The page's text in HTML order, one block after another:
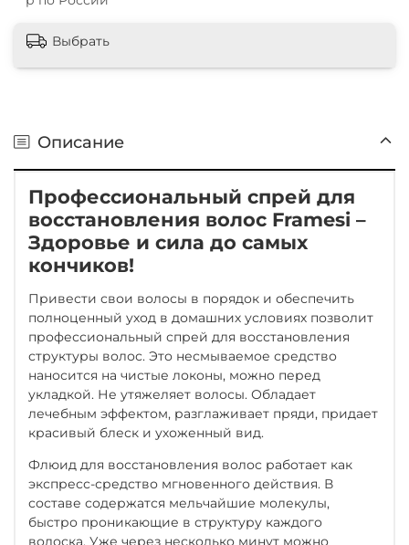
Выбрать
Описание
Профессиональный спрей для
восстановления волос Framesi –
Здоровье и сила до самых
кончиков!
Привести свои волосы в порядок и обеспечить
полноценный уход в домашних условиях позволит
профессиональный спрей для восстановления
структуры волос. Это несмываемое средство
наносится на чистые локоны, можно перед
укладкой. Не утяжеляет волосы. Обладает
лечебным эффектом, разглаживает пряди, придает
красивый блеск и ухоженный вид.
Флюид для восстановления волос работает как
экспресс-средство мгновенного действия. В
составе содержатся мельчайшие молекулы,
быстро проникающие в структуру каждого
волоска. Уже через несколько минут можно